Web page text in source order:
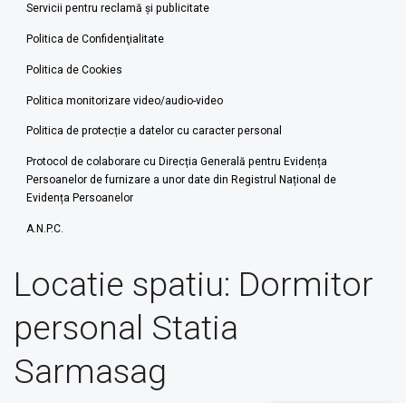
Servicii pentru reclamă și publicitate
Politica de Confidenţialitate
Politica de Cookies
Politica monitorizare video/audio-video
Politica de protecție a datelor cu caracter personal
Protocol de colaborare cu Direcția Generală pentru Evidența
Persoanelor de furnizare a unor date din Registrul Național de
Evidența Persoanelor
A.N.P.C.
Locatie spatiu: Dormitor
personal Statia
Sarmasag